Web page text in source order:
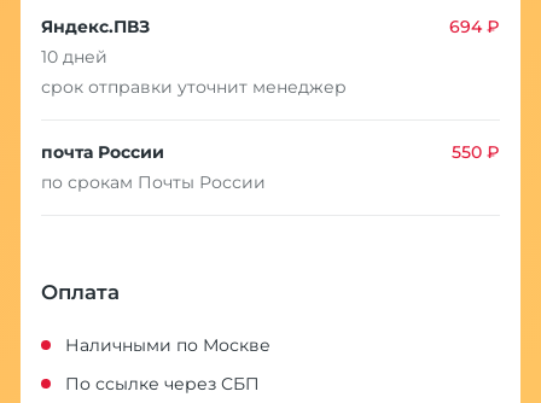
Яндекс.ПВЗ
694 ₽
10 дней
срок отправки уточнит менеджер
почта России
550 ₽
по срокам Почты России
Оплата
Наличными по Москве
По ссылке через СБП